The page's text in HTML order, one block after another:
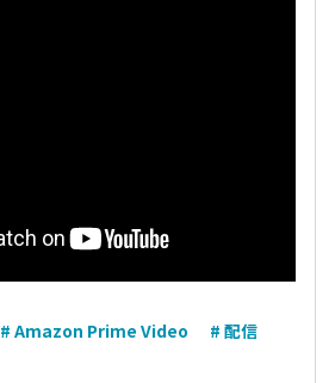
# Amazon Prime Video # 配信